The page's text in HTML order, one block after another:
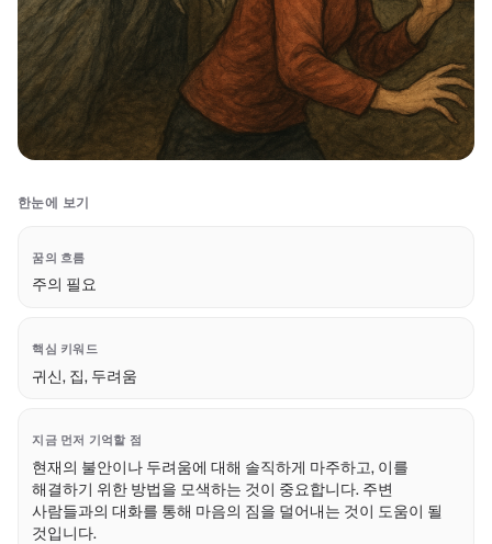
한눈에 보기
꿈의 흐름
주의 필요
핵심 키워드
귀신, 집, 두려움
지금 먼저 기억할 점
현재의 불안이나 두려움에 대해 솔직하게 마주하고, 이를
해결하기 위한 방법을 모색하는 것이 중요합니다. 주변
사람들과의 대화를 통해 마음의 짐을 덜어내는 것이 도움이 될
것입니다.